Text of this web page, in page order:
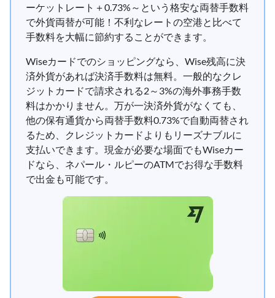
ーケットレート＋0.73%～という格安な両替手数料
で外貨両替が可能！不利なレートの空港と比べて
手数料を大幅に節約することができます。
Wiseカードでのショッピングなら、Wise残高に決
済外貨があれば決済手数料は無料。一般的なクレ
ジットカードで請求される2～3%の海外事務手数
料はかかりません。万が一決済外貨がなくても、
他の保有通貨から両替手数料0.73%で自動両替され
るため、クレジットカードよりもリーズナブルに
支払いできます。現金が必要な場面でもWiseカー
ドなら、ネパール・ルピーのATMでお得な手数料
で出金も可能です。